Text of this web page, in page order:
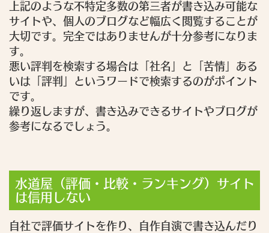
上記のような不特定多数の第三者が書き込み可能な
サイトや、個人のブログなど幅広く閲覧することが
大切です。完全ではありませんが十分参考になりま
す。
悪い評判を検索する場合は「社名」と「苦情」ある
いは「評判」というワードで検索するのがポイント
です。
繰り返しますが、書き込みできるサイトやブログが
参考になるでしょう。
水道屋（評価・比較・ランキング）サイト
は信用しない
自社で評価サイトを作り、自作自演で書き込んだり